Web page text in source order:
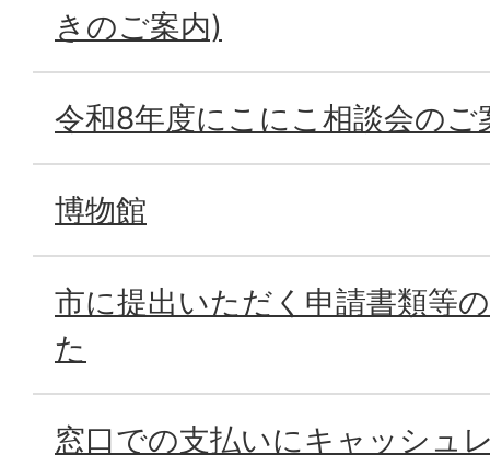
きのご案内)
令和8年度にこにこ相談会のご
博物館
市に提出いただく申請書類等
た
窓口での支払いにキャッシュ